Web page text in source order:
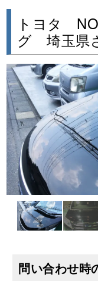
トヨタ
グ 埼玉県
問い合わせ時